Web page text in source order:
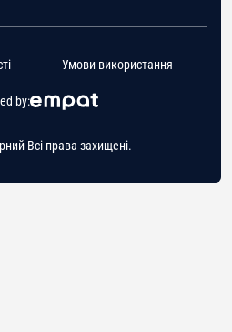
Всі права захищені.
by:
Умови використання